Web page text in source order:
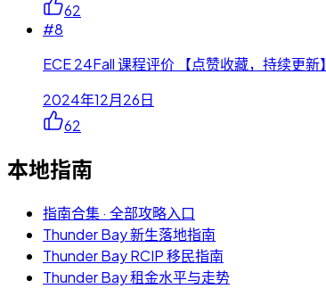
62
#8
ECE 24Fall 课程评价 【点赞收藏，持续更新】
2024年12月26日
62
本地指南
指南合集 · 全部攻略入口
Thunder Bay 新生落地指南
Thunder Bay RCIP 移民指南
Thunder Bay 租金水平与走势